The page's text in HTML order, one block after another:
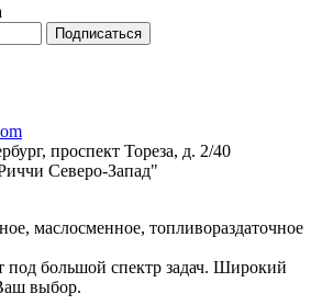
проспект Тореза, д. 2/40
Северо-Запад"
маслосменное, топливораздаточное
под большой спектр задач. Широкий
выбор.